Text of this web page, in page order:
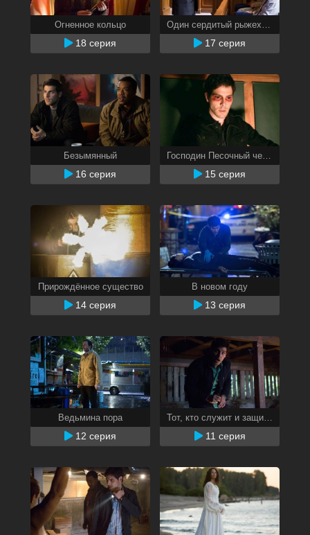
Огненное кольцо
18 серия
Один сердитый рыжехвост
17 серия
Безымянный
16 серия
Господин Песочный человек
15 серия
Прирождённое существо
14 серия
В новом году
13 серия
Ведьмина пора
12 серия 11 серия